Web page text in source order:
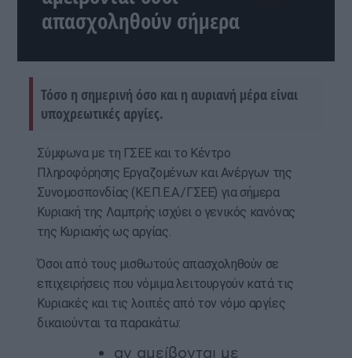
απασχοληθούν σήμερα
Τόσο η σημερινή όσο και η αυριανή μέρα είναι
υποχρεωτικές αργίες.
Σύμφωνα με τη ΓΣΕΕ και το Κέντρο
Πληροφόρησης Εργαζομένων και Ανέργων της
Συνομοσπονδίας (ΚΕ.Π.Ε.Α./ΓΣΕΕ) για σήμερα
Κυριακή της Λαμπρής ισχύει ο γενικός κανόνας
της Κυριακής ως αργίας.
Όσοι από τους μισθωτούς απασχοληθούν σε
επιχειρήσεις που νόμιμα λειτουργούν κατά τις
Κυριακές και τις λοιπές από τον νόμο αργίες
δικαιούνται τα παρακάτω:
αν αμείβονται με